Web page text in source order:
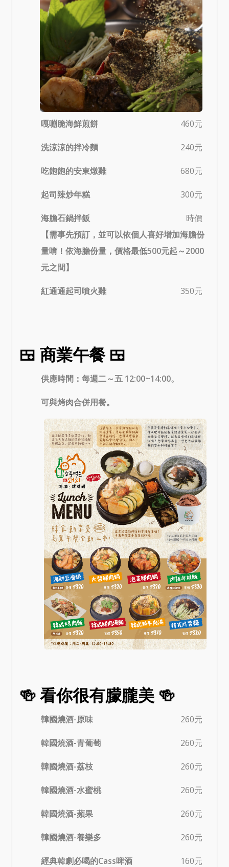
嘎嘣脆海鮮煎餅 460元
洗涼涼的拌冷麵 240元
吃飽飽的安東燉雞 680元
起司辣炒年糕 300元
海膽石鍋拌飯
時價
【需事先預訂，並可以依個人喜好增加海膽份
量唷！依海膽份量，價格最低500元起～2000
元之間】
紅通通起司噴火雞 350元
🍱 商業午餐 🍱
供應時間：每週二～五 12:00~14:00。
可與烤肉合併用餐。
🍻 看你很有朦朧美 🍻
韓國燒酒-原味 260元
韓國燒酒-青葡萄 260元
韓國燒酒-荔枝 260元
韓國燒酒-水蜜桃 260元
韓國燒酒-蘋果 260元
韓國燒酒-養樂多 260元
經典韓劇必喝的Cass啤酒 160元